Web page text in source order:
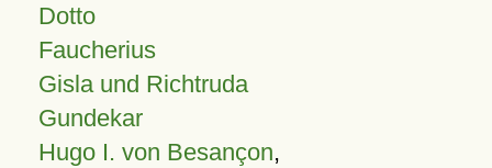
Dotto
Faucherius
Gisla und Richtruda
Gundekar
Hugo I. von Besançon,